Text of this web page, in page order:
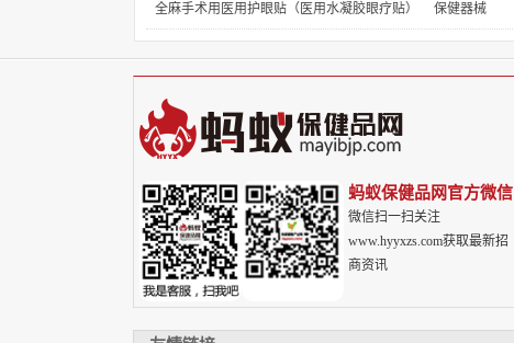
全麻手术用医用护眼贴（医用水凝胶眼疗贴） 保健器械
蚂蚁保健品网官方微信
微信扫一扫关注
www.hyyxzs.com获取最新招
商资讯